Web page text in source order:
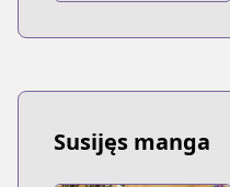
Susijęs manga